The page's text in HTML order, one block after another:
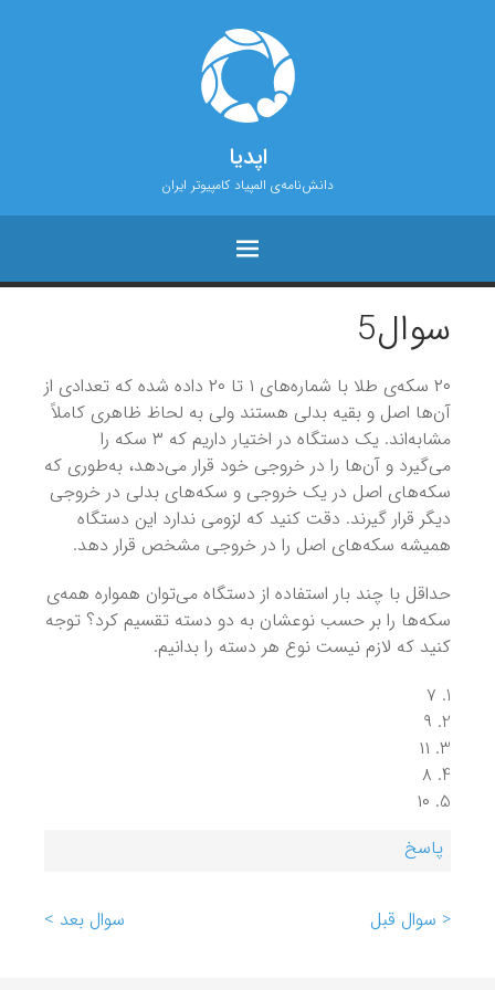
اپدیا
دانش‌نامه‌ی المپیاد کامپیوتر ایران
سوال5
۲۰ سکه‌ی طلا با شماره‌های ۱ تا ۲۰ داده‌ شده که تعدادی از
آن‌ها اصل و بقیه بدلی هستند ولی به لحاظ ظاهری کاملاً
مشابه‌اند. یک دستگاه در اختیار داریم که ۳ سکه را
می‌گیرد و آن‌ها را در خروجی خود قرار می‌دهد، به‌طوری‌ که
سکه‌های اصل در یک خروجی و سکه‌های بدلی در خروجی
دیگر قرار گیرند. دقت کنید که لزومی ندارد این دستگاه
همیشه سکه‌های اصل را در خروجی مشخص قرار دهد.
حداقل با چند بار استفاده از دستگاه می‌توان همواره همه‌ی
سکه‌ها را بر حسب نوعشان به دو دسته تقسیم کرد؟ توجه
کنید که لازم نیست نوع هر دسته را بدانیم.
۷
۹
۱۱
۸
۱۰
پاسخ
< سوال قبل سوال بعد >